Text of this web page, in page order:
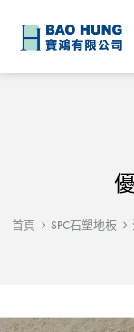
首頁 SPC石塑地板